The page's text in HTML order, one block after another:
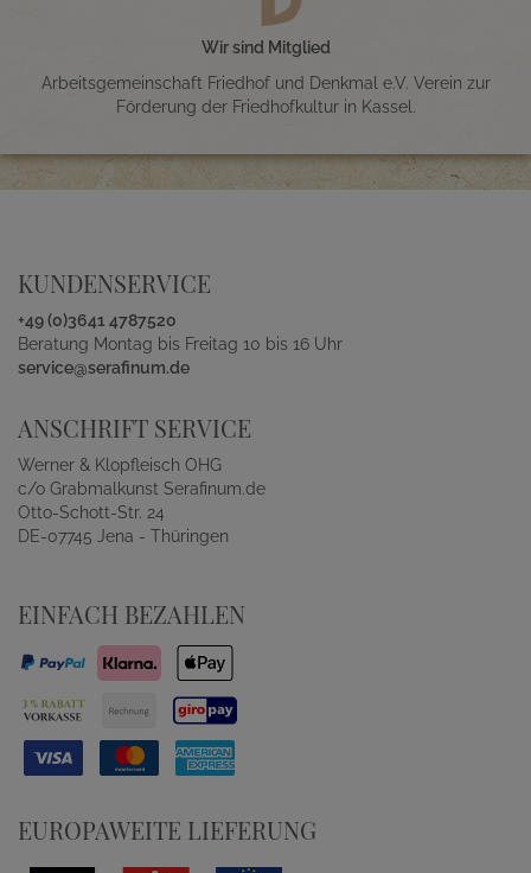
Wir sind Mitglied
Arbeitsgemeinschaft Friedhof und Denkmal e.V. Verein zur
Förderung der Friedhofkultur in Kassel.
KUNDENSERVICE
+49 (0)3641 4787520
Beratung Montag bis Freitag 10 bis 16 Uhr
service@serafinum.de
ANSCHRIFT SERVICE
Werner & Klopfleisch OHG
c/o Grabmalkunst Serafinum.de
Otto-Schott-Str. 24
DE-07745 Jena - Thüringen
EINFACH BEZAHLEN
EUROPAWEITE LIEFERUNG